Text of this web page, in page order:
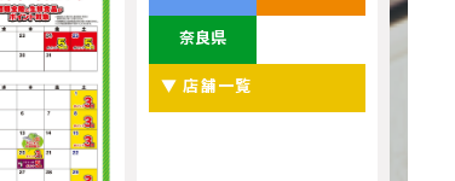
奈良県
▼ 店舗一覧